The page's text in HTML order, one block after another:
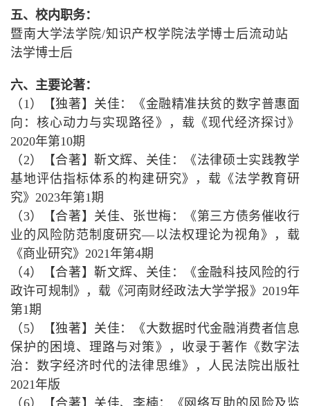
五、校内职务：
暨南大学法学院/知识产权学院法学博士后流动站
法学博士后
六、 主要论著：
（1）【独著】关佳：《金融精准扶贫的数字普惠面
向：核心动力与实现路径》，载《现代经济探讨》
2020年第10期
（2）【合著】靳文辉、关佳：《法律硕士实践教学
基地评估指标体系的构建研究》，载《法学教育研
究》2023年第1期
（3）【合著】关佳、张世梅：《第三方债务催收行
业的风险防范制度研究—以法权理论为视角》，载
《商业研究》2021年第4期
（4）【合著】靳文辉、关佳：《金融科技风险的行
政许可规制》，载《河南财经政法大学学报》2019年
第1期
（5）【独著】关佳：《大数据时代金融消费者信息
保护的困境、理路与对策》，收录于著作《数字法
治：数字经济时代的法律思维》，人民法院出版社
2021年版